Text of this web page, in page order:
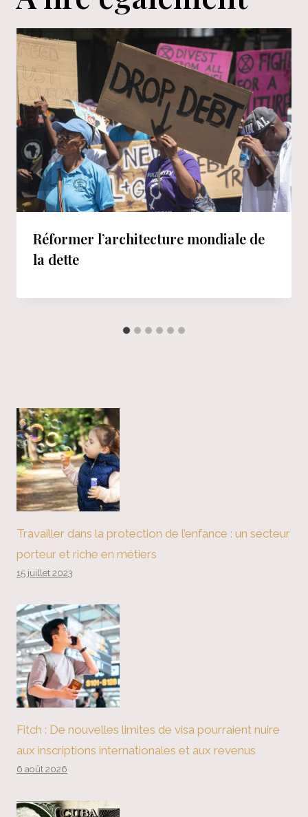
Réformer l’architecture mondiale de
la dette
Travailler dans la protection de l’enfance : un secteur
porteur et riche en métiers
15 juillet 2023
Fitch : De nouvelles limites de visa pourraient nuire
aux inscriptions internationales et aux revenus
6 août 2026